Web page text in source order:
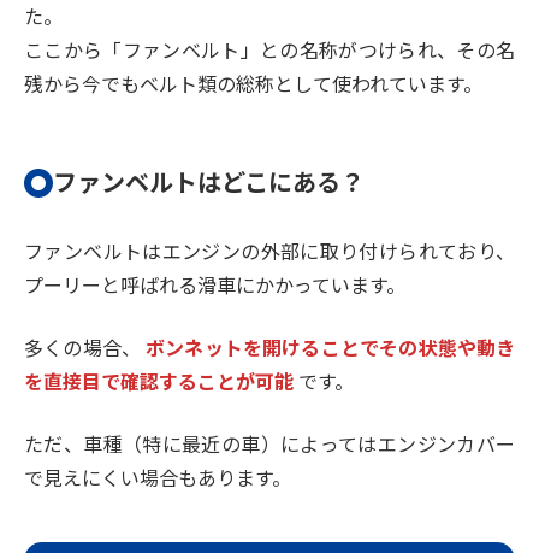
た。
ここから「ファンベルト」との名称がつけられ、その名
残から今でもベルト類の総称として使われています。
ファンベルトはどこにある？
ファンベルトはエンジンの外部に取り付けられており、
プーリーと呼ばれる滑車にかかっています。
多くの場合、
ボンネットを開けることでその状態や動き
を直接目で確認することが可能 です。
ただ、車種（特に最近の車）によってはエンジンカバー
で見えにくい場合もあります。